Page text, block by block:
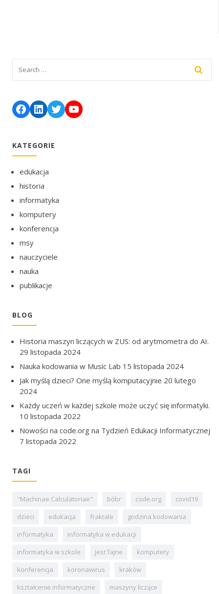
Facebook
LinkedIn
TwitterYouTube
KATEGORIE
edukacja
historia
informatyka
komputery
konferencja
msy
nauczyciele
nauka
publikacje
BLOG
Historia maszyn liczących w ZUS: od arytmometra do AI.
29 listopada 2024
Nauka kodowania w Music Lab 15 listopada 2024
Jak myślą dzieci? One myślą komputacyjnie 20 lutego
2024
Każdy uczeń w każdej szkole może uczyć się informatyki.
10 listopada 2022
Nowości na code.org na Tydzień Edukacji Informatycznej
7 listopada 2022
TAGI
"Machinae Calculatoriae" bóbr code.org
covid19
dzieci
edukacja fraktale
godzina kodowania
informatyka
informatyka w edukacji
informatyka w szkole
jest fajne
komputery
konferencja
koronawirus
kraków
kształcenie informatyczne
maszyny liczące